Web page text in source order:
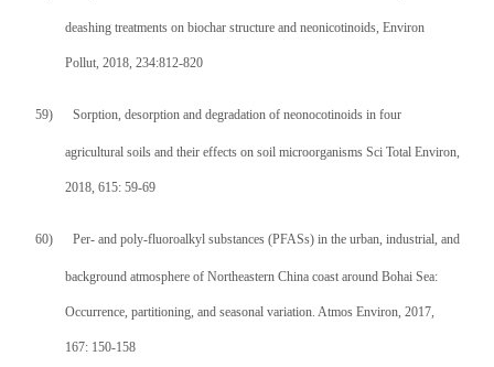
deashing treatments on biochar structure and neonicotinoids, Environ
Pollut, 2018, 234:812-820
59) Sorption, desorption and degradation of neonocotinoids in four
agricultural soils and their effects on soil microorganisms Sci Total Environ,
2018, 615: 59-69
60) Per- and poly-fluoroalkyl substances (PFASs) in the urban, industrial, and
background atmosphere of Northeastern China coast around Bohai Sea:
Occurrence, partitioning, and seasonal variation. Atmos Environ, 2017,
167: 150-158